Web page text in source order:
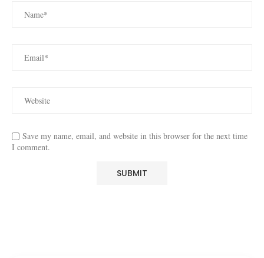
Save my name, email, and website in this browser for the next time
I comment.